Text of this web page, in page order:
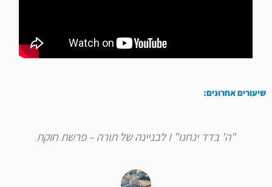
שיעורים אחרונים:
"ה' בדד ינחנו" I לבניינה של תורה – פרשת חוקת